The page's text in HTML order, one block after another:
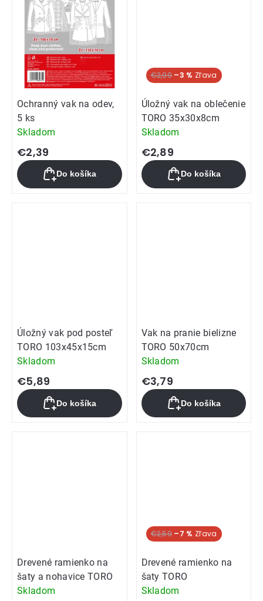
Ochranný vak na odev,
5 ks
Skladom
€2,39
Do košíka
€2,99 –3 %
Úložný vak na oblečenie
TORO 35x30x8cm
Skladom
€2,89
Do košíka
Úložný vak pod posteľ
TORO 103x45x15cm
Skladom
€5,89
Do košíka
Vak na pranie bielizne
TORO 50x70cm
Skladom
€3,79
Do košíka
Drevené ramienko na
šaty a nohavice TORO
Skladom
€2,59 –7 %
Drevené ramienko na
šaty TORO
Skladom